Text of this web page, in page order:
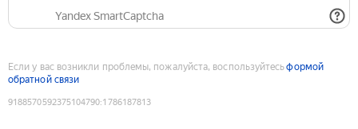
Yandex SmartCaptcha
Если у вас возникли проблемы, пожалуйста, воспользуйтесьформой
обратной связи
9188570592375104790:1786187813